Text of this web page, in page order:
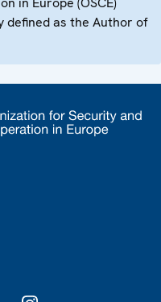
defined as the Author of